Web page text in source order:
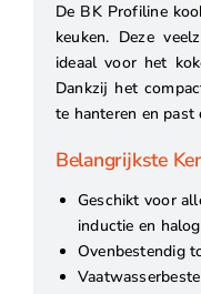
De BK Profiline
keuken. Deze
ideaal voor het
Dankzij het
te hanteren en past
Belangrijkste
Geschikt voor
inductie en
Ovenbestendig